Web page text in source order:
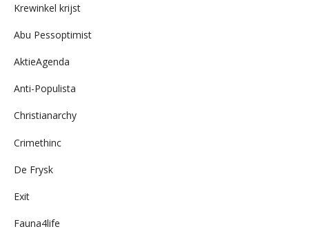
Krewinkel krijst
Abu Pessoptimist
AktieAgenda
Anti-Populista
Christianarchy
Crimethinc
De Frysk
Exit
Fauna4life